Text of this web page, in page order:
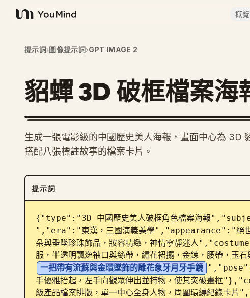
YouMind
概覽
提示詞›圖像提示詞›GPT IMAGE 2
貂蟬 3D 破框檔案海
生成一張電影級的中國歷史美人海報，畫面中心為 3D
搭配八張標註故事的檔案卡片。
提示詞
{"type":"3D 中國歷史美人破框角色檔案海報
","era":"東漢，三國演義美學","appearance":"絕世美
朵與垂墜珍珠飾品，妝容精緻，神情寧靜迷人
服，半透明飄逸袖口與絲帶，繡花裙擺，金鍊，腰帶
一把帶有流蘇與金環墜飾的雕花象牙月牙手鏡 ","pose":"
手優雅抬起，左手向觀眾伸出並持物，使其突破畫
級產品檔案排版，單一中心全身人物，周圍環繞紀